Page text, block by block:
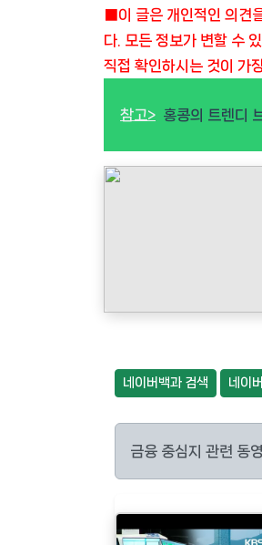
■이 글은 개인적인 의견
다. 모든 정보가 변할 수
직접 확인하시는 것이 가
참고> 홍콩의 트렌디
네이버백과 검색 네이
금융 중심지 관련 동